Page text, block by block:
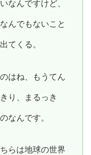
なんですけど、
んでもないこと
てくる。
はね、もうてん
り、まるっき
なんです。
らは地球の世界